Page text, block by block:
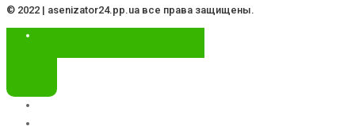
© 2022 | asenizator24.pp.ua все права защищены.